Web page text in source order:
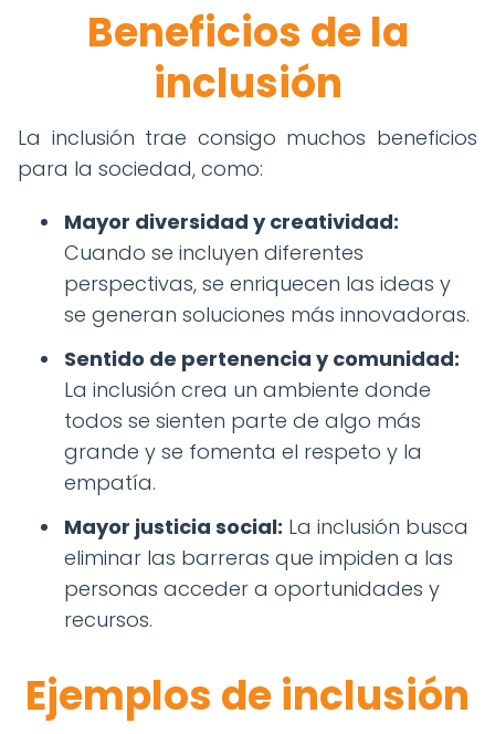
Beneficios de la
inclusión
La inclusión trae consigo muchos beneficios
para la sociedad, como:
Mayor diversidad y creatividad:
Cuando se incluyen diferentes
perspectivas, se enriquecen las ideas y
se generan soluciones más innovadoras.
Sentido de pertenencia y comunidad:
La inclusión crea un ambiente donde
todos se sienten parte de algo más
grande y se fomenta el respeto y la
empatía.
Mayor justicia social: La inclusión busca
eliminar las barreras que impiden a las
personas acceder a oportunidades y
recursos.
Ejemplos de inclusión